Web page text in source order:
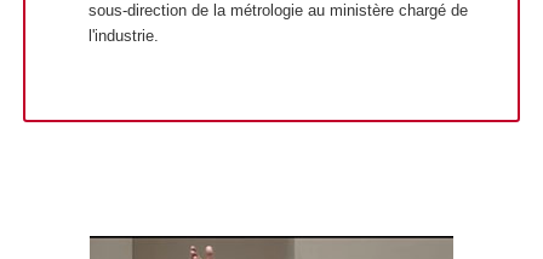
sous-direction de la métrologie au ministère chargé de
l'industrie.